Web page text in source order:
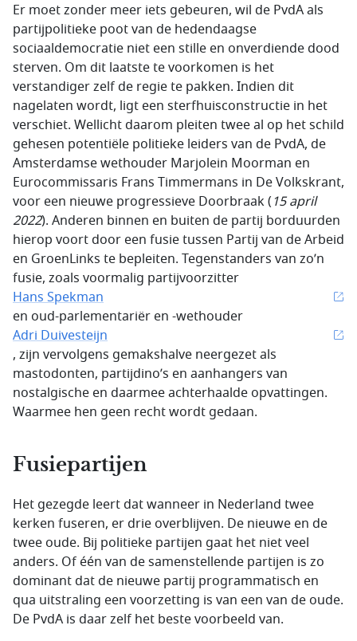
Er moet zonder meer iets gebeuren, wil de PvdA als
partijpolitieke poot van de hedendaagse
sociaaldemocratie niet een stille en onverdiende dood
sterven. Om dit laatste te voorkomen is het
verstandiger zelf de regie te pakken. Indien dit
nagelaten wordt, ligt een sterfhuisconstructie in het
verschiet. Wellicht daarom pleiten twee al op het schild
gehesen potentiële politieke leiders van de PvdA, de
Amsterdamse wethouder Marjolein Moorman en
Eurocommissaris Frans Timmermans in De Volkskrant,
voor een nieuwe progressieve Doorbraak ( 15 april
2022). Anderen binnen en buiten de partij borduurden
hierop voort door een fusie tussen Partij van de Arbeid
en GroenLinks te bepleiten. Tegenstanders van zo’n
fusie, zoals voormalig partijvoorzitter
Hans Spekman
en oud-parlementariër en -wethouder
Adri Duivesteijn
, zijn vervolgens gemakshalve neergezet als
mastodonten, partijdino’s en aanhangers van
nostalgische en daarmee achterhaalde opvattingen.
Waarmee hen geen recht wordt gedaan.
Fusiepartijen
Het gezegde leert dat wanneer in Nederland twee
kerken fuseren, er drie overblijven. De nieuwe en de
twee oude. Bij politieke partijen gaat het niet veel
anders. Of één van de samenstellende partijen is zo
dominant dat de nieuwe partij programmatisch en
qua uitstraling een voorzetting is van een van de oude.
De PvdA is daar zelf het beste voorbeeld van.